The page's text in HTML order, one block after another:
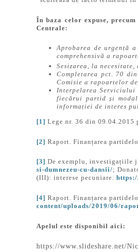
În baza celor expuse,
Centrale:
Aprobarea de urgență
comprehensivă a
Sesizarea, la
Completarea pct. 70
Comisie a rapoartelor
Interpelarea
fiecărui partid și
informației de interes
[1] Lege nr. 36 din
[2] Raport. Finanțarea
[3] De exemplu, investigațiile
si-dumnezeu-cu-dansii/;
(III): interese pecuniare.
[4] Raport. Finanțarea
content/uploads/2019/06/
Apelul este disponibil aici:
https://www.slideshare.net/